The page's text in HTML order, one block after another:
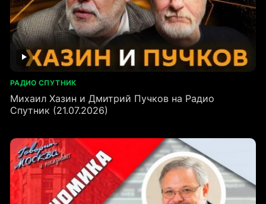
РАДИО СПУТНИК
Михаил Хазин и Дмитрий Пучков на Радио
Спутник (21.07.2026)